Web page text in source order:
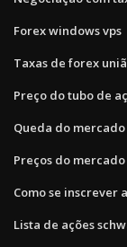
Forex windows vps
Taxas de forex
Preço do tubo de
Queda do
Preços do
Como se inscrever
Lista de ações